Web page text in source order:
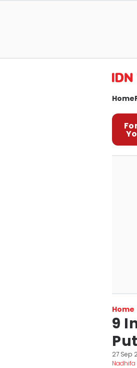
Home
Home
9
27 Sep